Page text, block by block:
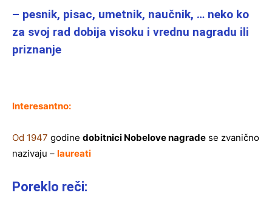
– pesnik, pisac, umetnik, naučnik, … neko ko
za svoj rad dobija visoku i vrednu nagradu ili
priznanje
Interesantno:
Od 1947 godine dobitnici Nobelove nagrade se zvanično
nazivaju – laureati
Poreklo reči: